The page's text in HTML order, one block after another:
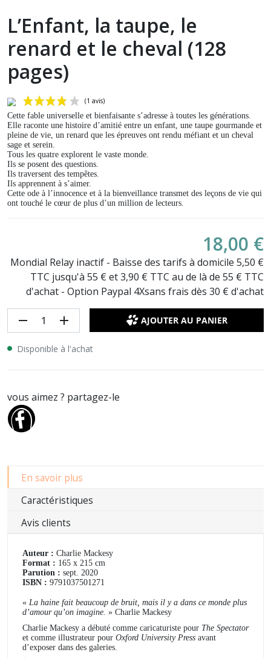
L’Enfant, la taupe, le
renard et le cheval (128
pages)
Cette fable universelle et bienfaisante s’adresse à toutes les générations.
Elle raconte une histoire d’amitié entre un enfant, une taupe gourmande et
pleine de vie, un renard que les épreuves ont rendu méfiant et un cheval
sage et serein.
Tous les quatre explorent le vaste monde.
Ils se posent des questions.
Ils traversent des tempêtes.
Ils apprennent à s’aimer.
Cette ode à l’innocence et à la bienveillance transmet des leçons de vie qui
ont touché le cœur de plus d’un million de lecteurs.
18,00 €
Mondial Relay inactif - Baisse des tarifs à domicile 5,50 €
TTC jusqu'à 55 € et 3,90 € TTC au de là de 55 € TTC
d'achat - Option Paypal 4Xsans frais dès 30 € d'achat
remove add AJOUTER AU PANIER
Disponible à l'achat
vous aimez ? partagez-le
En savoir plus
Caractéristiques
Avis clients
Auteur : Charlie Mackesy
Format : 165 x 215 cm
Parution : sept. 2020
ISBN : 9791037501271
« La haine fait beaucoup de bruit, mais il y a dans ce monde plus
d’amour qu’on imagine. » Charlie Mackesy
Charlie Mackesy a débuté comme caricaturiste pour The Spectator
et comme illustrateur pour Oxford University Press avant
d’exposer dans des galeries.